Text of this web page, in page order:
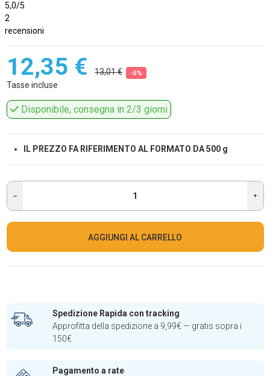
5,0/5
2
recensioni
12,35 € 13,01 € -5%
Tasse incluse
Disponibile, consegna in 2/3 giorni
IL PREZZO FA RIFERIMENTO AL FORMATO DA 500 g
AGGIUNGI AL CARRELLO
Spedizione Rapida con tracking
Approfitta della spedizione a 9,99€ — gratis sopra i
150€
Pagamento a rate